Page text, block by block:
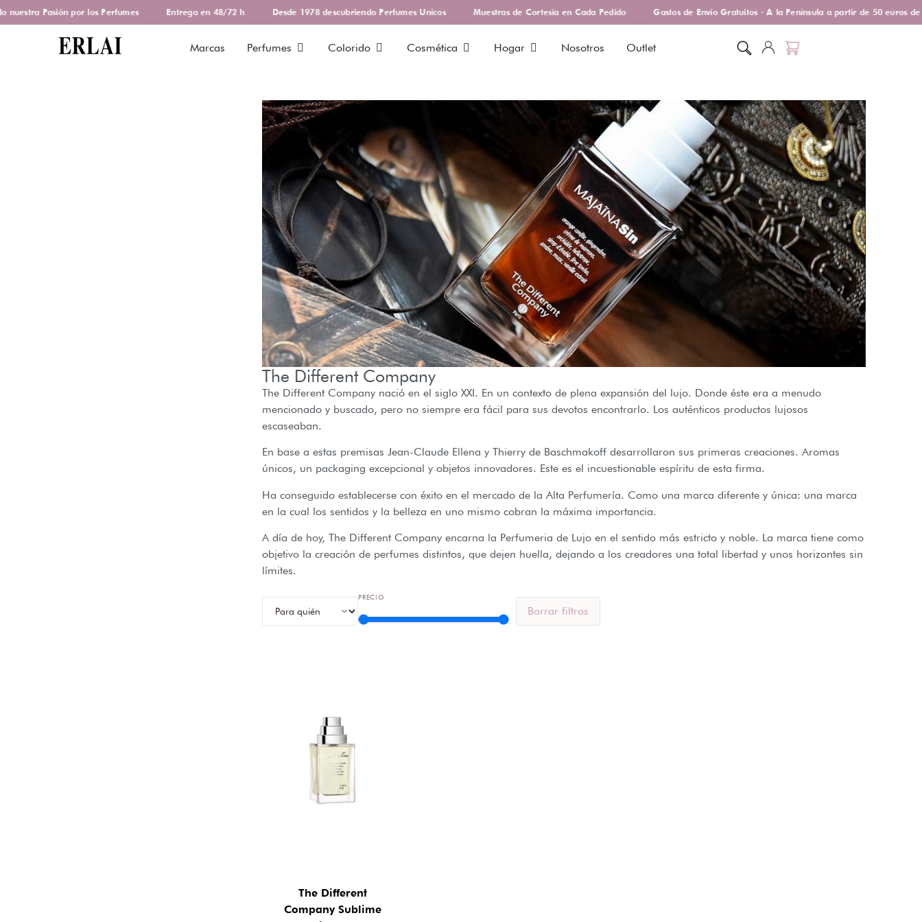
Pasión por los Perfumes Entrega en 48/72 h Desde 1978 descubriendo Perfumes Unicos Muestras de Cortesía en Cada Pedido Gastos de Envío Gratuitos · A la Península a partir de 50 euros de
Marcas Perfumes Colorido Cosmética Hogar Nosotros Outlet
The Different Company
The Different Company nació en el siglo XXI. En un contexto de plena expansión del lujo. Donde éste era a menudo
mencionado y buscado, pero no siempre era fácil para sus devotos encontrarlo. Los auténticos productos lujosos
escaseaban.
En base a estas premisas Jean-Claude Ellena y Thierry de Baschmakoff desarrollaron sus primeras creaciones. Aromas
únicos, un packaging excepcional y objetos innovadores. Este es el incuestionable espíritu de esta firma.
Ha conseguido establecerse con éxito en el mercado de la Alta Perfumería. Como una marca diferente y única: una marca
en la cual los sentidos y la belleza en uno mismo cobran la máxima importancia.
A día de hoy, The Different Company encarna la Perfumeria de Lujo en el sentido más estricto y noble. La marca tiene como
objetivo la creación de perfumes distintos, que dejen huella, dejando a los creadores una total libertad y unos horizontes sin
límites.
PRECIO
Borrar filtros
The Different
Company Sublime